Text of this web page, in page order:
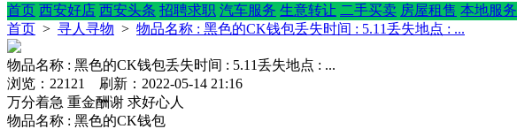
首页 西安好店 西安头条 招聘求职 汽车服务 生意转让 二手买卖 房屋租售 本地服务
首页 > 寻人寻物 > 物品名称 : 黑色的CK钱包丢失时间 : 5.11丢失地点 : ...
物品名称 : 黑色的CK钱包丢失时间 : 5.11丢失地点 : ...
浏览：22121 刷新：2022-05-14 21:16
万分着急 重金酬谢 求好心人
物品名称 : 黑色的CK钱包